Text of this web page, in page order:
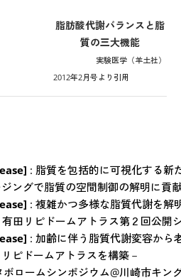
脂肪酸代謝バランスと脂
質の三大機能
実験医学（羊土社）
2012年2月号より引用
: 脂質を包括的に可視化する新
ングで脂質の空間制御の解明に貢
: 複雑かつ多様な脂質代謝を解
有田リピドームアトラス第２回公
: 加齢に伴う脂質代謝変容から
ピドームアトラスを構築－
ロームシンポジウム@川崎市キン